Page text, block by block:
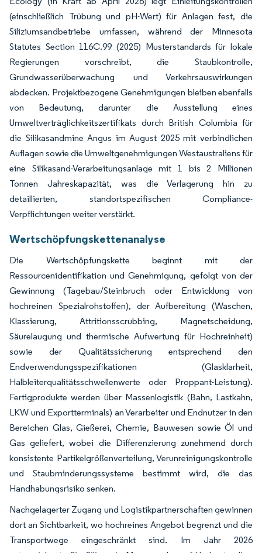
(einschließlich Trübung und pH-Wert) für Anlagen fest, die
Siliziumsandbetriebe umfassen, während der Minnesota
Statutes Section 116C.99 (2025) Musterstandards für lokale
Regierungen vorschreibt, die Staubkontrolle,
Grundwasserüberwachung und Verkehrsauswirkungen
abdecken. Projektbezogene Genehmigungen bleiben ebenfalls
von Bedeutung, darunter die Ausstellung eines
Umweltverträglichkeitszertifikats durch British Columbia für
die Silikasandmine Angus im August 2025 mit verbindlichen
Auflagen sowie die Umweltgenehmigungen Westaustraliens für
eine Silikasand-Verarbeitungsanlage mit 1 bis 2 Millionen
Tonnen Jahreskapazität, was die Verlagerung hin zu
detaillierten, standortspezifischen Compliance-
Verpflichtungen weiter verstärkt.
Wertschöpfungskettenanalyse
Die Wertschöpfungskette beginnt mit der
Ressourcenidentifikation und Genehmigung, gefolgt von der
Gewinnung (Tagebau/Steinbruch oder Entwicklung von
hochreinen Spezialrohstoffen), der Aufbereitung (Waschen,
Klassierung, Attritionsscrubbing, Magnetscheidung,
Säurelaugung und thermische Aufwertung für Hochreinheit)
sowie der Qualitätssicherung entsprechend den
Endverwendungsspezifikationen (Glasklarheit,
Halbleiterqualitätsschwellenwerte oder Proppant-Leistung).
Fertigprodukte werden über Massenlogistik (Bahn, Lastkahn,
LKW und Exportterminals) an Verarbeiter und Endnutzer in den
Bereichen Glas, Gießerei, Chemie, Bauwesen sowie Öl und
Gas geliefert, wobei die Differenzierung zunehmend durch
konsistente Partikelgrößenverteilung, Verunreinigungskontrolle
und Staubminderungssysteme bestimmt wird, die das
Handhabungsrisiko senken.
Nachgelagerter Zugang und Logistikpartnerschaften gewinnen
dort an Sichtbarkeit, wo hochreines Angebot begrenzt und die
Transportwege eingeschränkt sind. Im Jahr 2026